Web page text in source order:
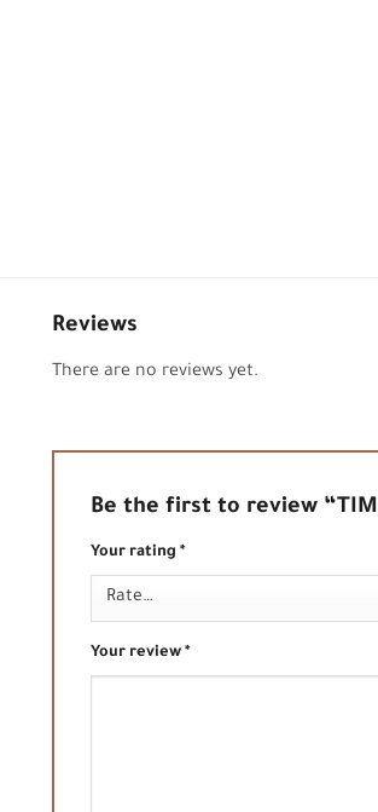
Reviews
There are no reviews yet.
Be the first to review
Your rating *
Your review *